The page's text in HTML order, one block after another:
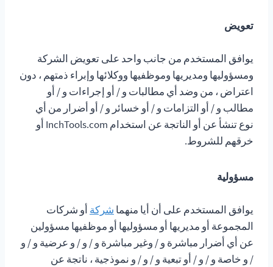
تعويض
يوافق المستخدم من جانب واحد على تعويض الشركة
ومسؤوليها ومديريها وموظفيها ووكلائها وإبراء ذمتهم ، دون
اعتراض ، من وضد أي مطالبات و / أو إجراءات و / أو
مطالب و / أو التزامات و / أو خسائر و / أو أضرار من أي
نوع تنشأ عن أو الناتجة عن استخدام InchTools.com أو
خرقهم للشروط.
مسؤولية
يوافق المستخدم على أن أيا منهما شركة أو شركات
المجموعة أو مديريها أو مسؤوليها أو موظفيها مسؤولين
عن أي أضرار مباشرة و / وغير مباشرة و / و / و عرضية و / و
/ و خاصة و / و / أو تبعية و / و / و نموذجية ، ناتجة عن